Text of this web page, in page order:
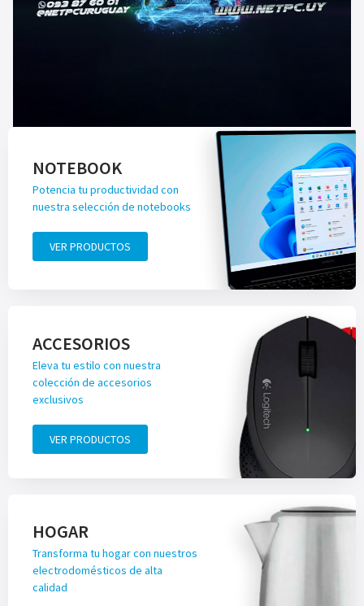
NOTEBOOK
Potencia tu productividad con
nuestra selección de notebooks
VER PRODUCTOS
ACCESORIOS
Eleva tu estilo con nuestra
colección de accesorios
exclusivos
VER PRODUCTOS
HOGAR
Transforma tu hogar con nuestros
electrodomésticos de alta
calidad